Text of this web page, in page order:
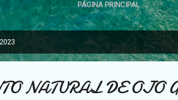
PÁGINA PRINCIPAL
NATURAL DE OJO